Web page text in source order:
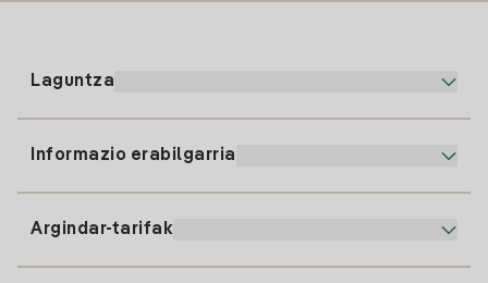
Laguntza
Informazio erabilgarria
Argindar-tarifak